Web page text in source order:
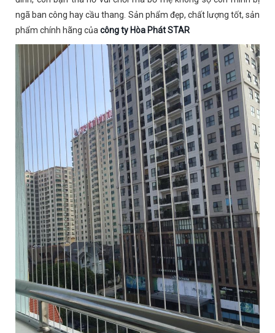
ngã ban công hay cầu thang. Sản phẩm đẹp, chất lượng tốt, sản
phẩm chính hãng của công ty Hòa Phát STAR